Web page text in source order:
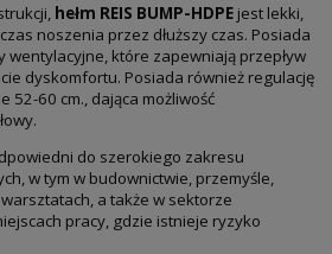
hełm REIS BUMP-HDPE jest lekki,
noszenia przez dłuższy czas. Posiada
wentylacyjne, które zapewniają przepływ
dyskomfortu. Posiada również regulację
52-60 cm., dająca możliwość
do szerokiego zakresu
w tym w budownictwie, przemyśle,
a także w sektorze
pracy, gdzie istnieje ryzyko